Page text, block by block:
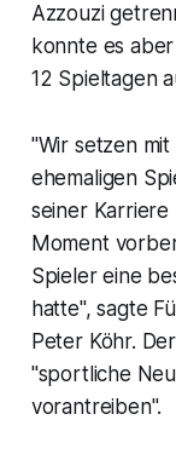
Azzouzi
konnte es
12 Spieltagen
"Wir setzen
ehemaligen
seiner
Moment
Spieler eine
hatte", sagte
Peter Köhr.
"sportliche
vorantreiben".